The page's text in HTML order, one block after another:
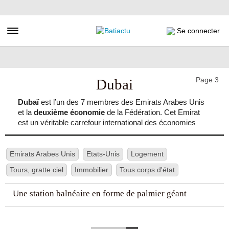
au
principal
Toggle navigation Se connecter
Page 3
Dubai
Dubaïest l’un des 7 membres des Emirats Arabes Unis
et la deuxième économie de la Fédération. Cet Emirat
est un véritable carrefour international des économies
principalement basées sur letourisme, lecommerceet
touristesqui ont posé leur valise dans ce haut lieu réputé
pour son luxe, son dynamisme et son architecture
parsemée de gratte-ciel hors du temps. La même année,
son aéroport accueille 89 millions de passagers et est le
3èmeplus importants du monde.
Emirats Arabes Unis Etats-Unis
Logement
Tours, gratte ciel
Immobilier Tous corps d'état
Une station balnéaire en forme de palmier géant